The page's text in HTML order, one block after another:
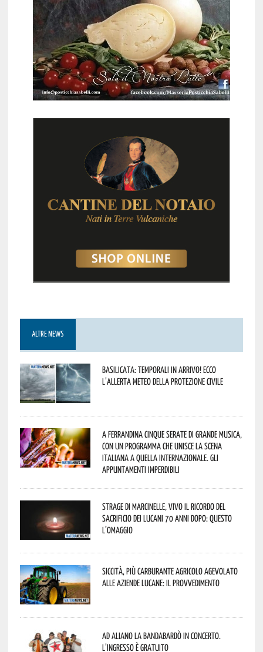
ALTRE NEWS
Basilicata: temporali in arrivo! Ecco
l’allerta meteo della Protezione civile
A Ferrandina cinque serate di grande musica,
con un programma che unisce la scena
italiana a quella internazionale. Gli
appuntamenti imperdibili
Strage di Marcinelle, vivo il ricordo del
sacrificio dei lucani 70 anni dopo: questo
l’omaggio
Siccità, più carburante agricolo agevolato
alle aziende lucane: il provvedimento
Ad Aliano la Bandabardò in concerto.
L’ingresso è gratuito